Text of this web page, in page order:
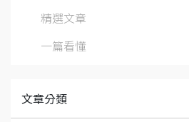
精選文章
一篇看懂
文章分類